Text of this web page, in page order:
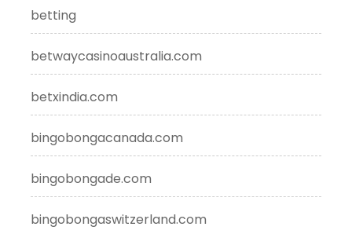
betting
betwaycasinoaustralia.com
betxindia.com
bingobongacanada.com
bingobongade.com
bingobongaswitzerland.com